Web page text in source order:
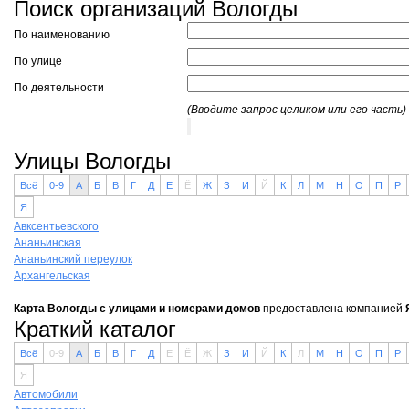
Поиск организаций Вологды
По наименованию
По улице
По деятельности
(Вводите запрос целиком или его часть)
Улицы Вологды
Всё 0-9 А Б В Г Д Е Ё Ж З И Й К Л М Н О П Р
Я
Авксентьевского
Ананьинская
Ананьинский переулок
Архангельская
Карта Вологды с улицами и номерами домов предоставлена компанией
Краткий каталог
Всё 0-9 А Б В Г Д Е Ё Ж З И Й К Л М Н О П Р
Я
Автомобили